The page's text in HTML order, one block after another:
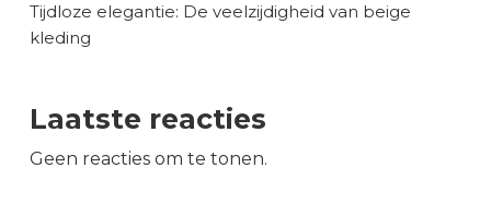
Tijdloze elegantie: De veelzijdigheid van beige
kleding
Laatste reacties
Geen reacties om te tonen.